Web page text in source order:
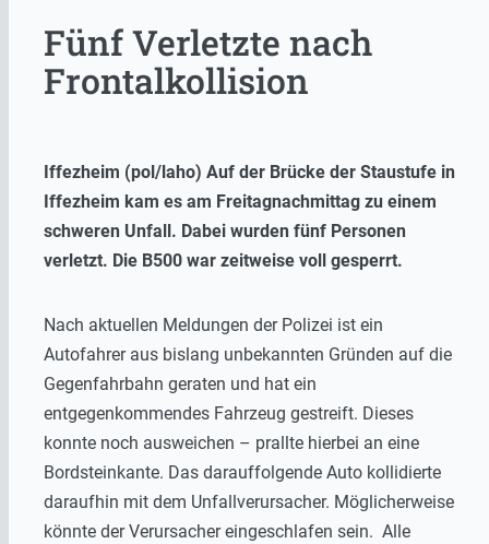
Fünf Verletzte nach
Frontalkollision
Iffezheim (pol/laho) Auf der Brücke der Staustufe in
Iffezheim kam es am Freitagnachmittag zu einem
schweren Unfall. Dabei wurden fünf Personen
verletzt. Die B500 war zeitweise voll gesperrt.
Nach aktuellen Meldungen der Polizei ist ein
Autofahrer aus bislang unbekannten Gründen auf die
Gegenfahrbahn geraten und hat ein
entgegenkommendes Fahrzeug gestreift. Dieses
konnte noch ausweichen – prallte hierbei an eine
Bordsteinkante. Das darauffolgende Auto kollidierte
daraufhin mit dem Unfallverursacher. Möglicherweise
könnte der Verursacher eingeschlafen sein. Alle